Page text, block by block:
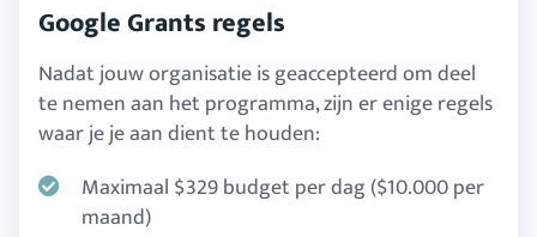
Google Grants regels
Nadat jouw organisatie is geaccepteerd om deel
te nemen aan het programma, zijn er enige regels
waar je je aan dient te houden:
Maximaal $329 budget per dag ($10.000 per
maand)